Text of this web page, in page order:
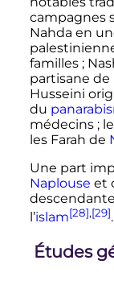
campagnes
Nahda en
familles ;
partisane de
Husseini
du
médecins ;
les Farah de
Une part
Naplouse et
l’islam[28],[29].
Études